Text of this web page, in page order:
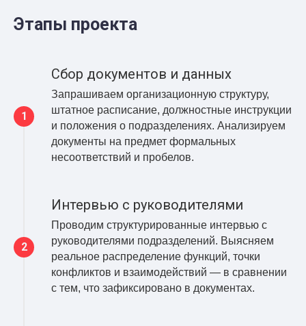
Этапы проекта
Сбор документов и данных
Запрашиваем организационную структуру,
штатное расписание, должностные инструкции
и положения о подразделениях. Анализируем
документы на предмет формальных
несоответствий и пробелов.
Интервью с руководителями
Проводим структурированные интервью с
руководителями подразделений. Выясняем
реальное распределение функций, точки
конфликтов и взаимодействий — в сравнении
с тем, что зафиксировано в документах.